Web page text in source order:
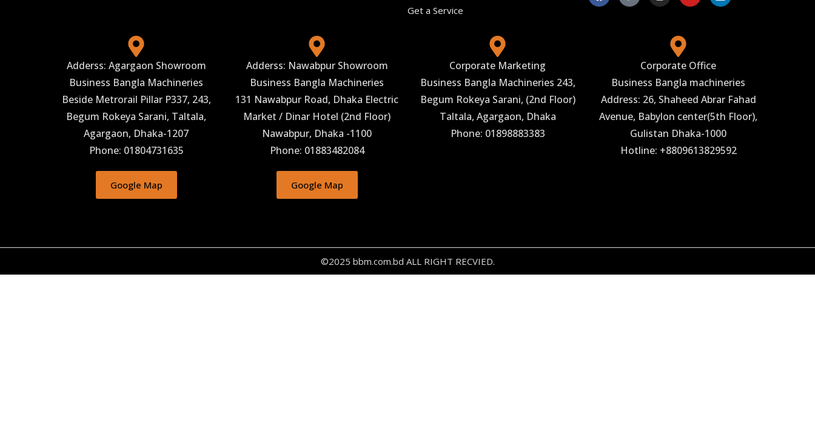
Get a Service
Adderss: Agargaon Showroom
Business Bangla Machineries
Beside Metrorail Pillar P337, 243,
Begum Rokeya Sarani, Taltala,
Agargaon, Dhaka-1207
Phone: 01804731635
Google Map
Adderss: Nawabpur Showroom
Business Bangla Machineries
131 Nawabpur Road, Dhaka Electric
Market / Dinar Hotel (2nd Floor)
Nawabpur, Dhaka -1100
Phone: 01883482084
Google Map
Phone: 01898883383
Corporate Marketing
Business Bangla Machineries 243,
Begum Rokeya Sarani, (2nd Floor)
Taltala, Agargaon, Dhaka
Corporate Office
Business Bangla machineries
Address: 26, Shaheed Abrar Fahad
Avenue, Babylon center(5th Floor),
Gulistan Dhaka-1000
Hotline: +8809613829592
©2025 bbm.com.bd ALL RIGHT RECVIED.